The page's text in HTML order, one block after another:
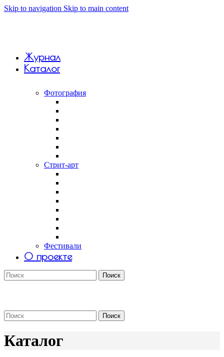
Skip to navigation Skip to main content
Журнал
Каталог
Фотография
Стрит-арт
Фестивали
О проекте
Поиск
Поиск
Каталог